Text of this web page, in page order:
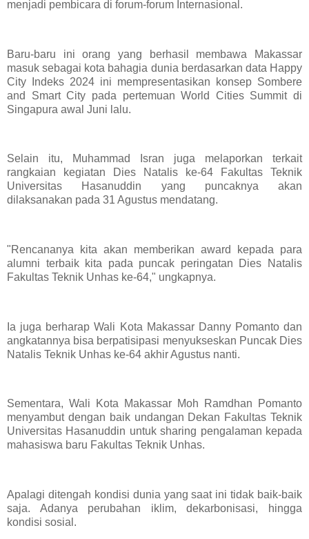
menjadi pembicara di forum-forum Internasional.
Baru-baru ini orang yang berhasil membawa Makassar
masuk sebagai kota bahagia dunia berdasarkan data Happy
City Indeks 2024 ini mempresentasikan konsep Sombere
and Smart City pada pertemuan World Cities Summit di
Singapura awal Juni lalu.
Selain itu, Muhammad Isran juga melaporkan terkait
rangkaian kegiatan Dies Natalis ke-64 Fakultas Teknik
Universitas Hasanuddin yang puncaknya akan
dilaksanakan pada 31 Agustus mendatang.
"Rencananya kita akan memberikan award kepada para
alumni terbaik kita pada puncak peringatan Dies Natalis
Fakultas Teknik Unhas ke-64," ungkapnya.
Ia juga berharap Wali Kota Makassar Danny Pomanto dan
angkatannya bisa berpatisipasi menyukseskan Puncak Dies
Natalis Teknik Unhas ke-64 akhir Agustus nanti.
Sementara, Wali Kota Makassar Moh Ramdhan Pomanto
menyambut dengan baik undangan Dekan Fakultas Teknik
Universitas Hasanuddin untuk sharing pengalaman kepada
mahasiswa baru Fakultas Teknik Unhas.
Apalagi ditengah kondisi dunia yang saat ini tidak baik-baik
saja. Adanya perubahan iklim, dekarbonisasi, hingga
kondisi sosial.